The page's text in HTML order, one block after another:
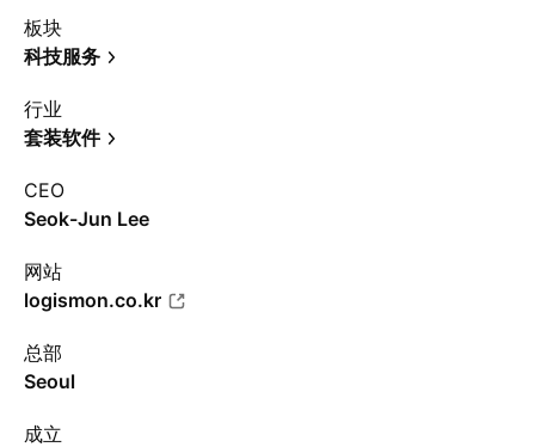
板块
科技服务
行业
套装软件
CEO
Seok-Jun Lee
网站
logismon.co.kr
总部
Seoul
成立